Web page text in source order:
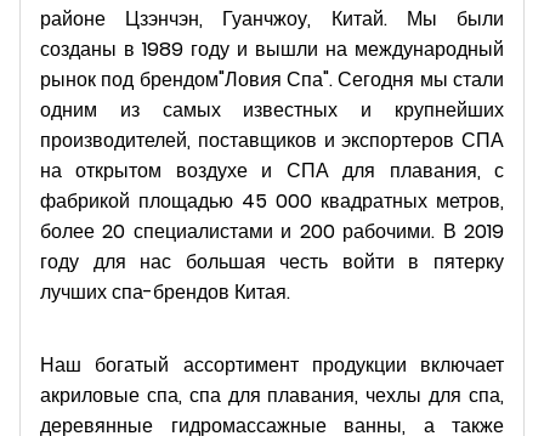
районе Цзэнчэн, Гуанчжоу, Китай. Мы были
созданы в 1989 году и вышли на международный
рынок под брендом"Ловия Спа". Сегодня мы стали
одним из самых известных и крупнейших
производителей, поставщиков и экспортеров СПА
на открытом воздухе и СПА для плавания, с
фабрикой площадью 45 000 квадратных метров,
более 20 специалистами и 200 рабочими. В 2019
году для нас большая честь войти в пятерку
лучших спа-брендов Китая.
Наш богатый ассортимент продукции включает
акриловые спа, спа для плавания, чехлы для спа,
деревянные гидромассажные ванны, а также